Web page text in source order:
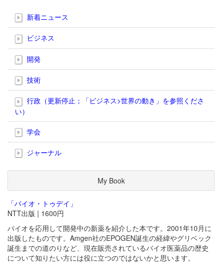
新着ニュース
ビジネス
開発
技術
行政（更新停止；「ビジネス>世界の動き」を参照くださ
い）
学会
ジャーナル
My Book
「バイオ・トゥデイ」
NTT出版 | 1600円
バイオを応用して開発中の新薬を紹介した本です。2001年10月に
出版したものです。Amgen社のEPOGEN誕生の経緯やグリベック
誕生までの道のりなど、現在販売されているバイオ医薬品の歴史
について知りたい方には役に立つのではないかと思います。